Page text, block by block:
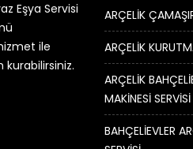
Eşya Servisi
ile
ARÇELİK
ARÇELİK
ARÇELİK
MAKİNESİ SERVİSİ
BAHÇELİEVLER